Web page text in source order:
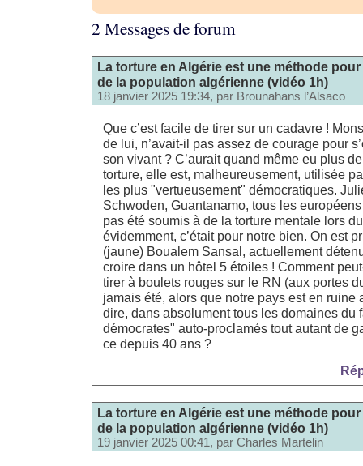
2 Messages de forum
La torture en Algérie est une méthode
de la population algérienne (vidéo 1h)
18 janvier 2025 19:34, par Brounahans l’Alsaco
Que c’est facile de tirer sur un cadavre !
de lui, n’avait-il pas assez de courage pour
son vivant ? C’aurait quand même eu plus
torture, elle est, malheureusement, utilisée
les plus "vertueusement" démocratiques.
Schwoden, Guantanamo, tous les
pas été soumis à de la torture mentale lors
évidemment, c’était pour notre bien. On est
(jaune) Boualem Sansal, actuellement
croire dans un hôtel 5 étoiles ! Comment
tirer à boulets rouges sur le RN (aux portes
jamais été, alors que notre pays est en ruine
dire, dans absolument tous les domaines du
démocrates" auto-proclamés tout autant de
ce depuis 40 ans ?
La torture en Algérie est une méthode
de la population algérienne (vidéo 1h)
19 janvier 2025 00:41, par Charles Martelin